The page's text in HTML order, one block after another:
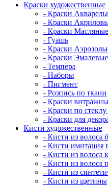
Краски художественные
- Краски
- Краски
- Краски Масляные
- Гуашь
- Краски
- Краски Эмалевые
- Темпера
- Наборы
- Пигмент
- Розпись по ткани
- Краски
- Краски по
- Краски для
Кисти художественные
- Кисти из волоса
- Кисти имитация
- Кисти из волоса
- Кисти из волоса
- Кисти из
- Кисти из щетины